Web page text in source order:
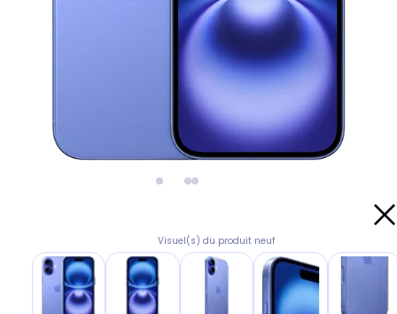
Visuel(s) du produit neuf